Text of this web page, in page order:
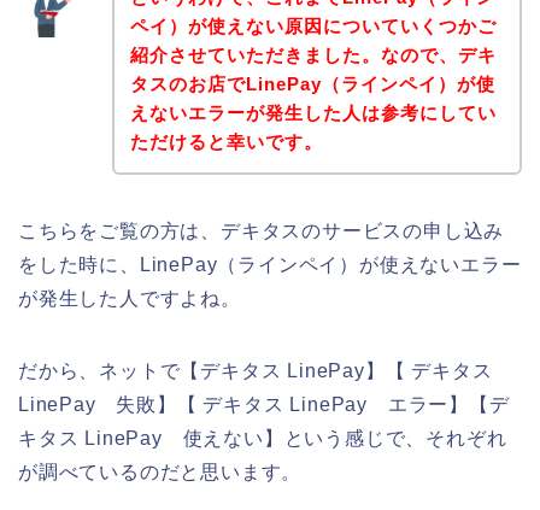
ペイ）が使えない原因についていくつかご
紹介させていただきました。なので、デキ
タスのお店でLinePay（ラインペイ）が使
えないエラーが発生した人は参考にしてい
ただけると幸いです。
こちらをご覧の方は、デキタスのサービスの申し込み
をした時に、LinePay（ラインペイ）が使えないエラー
が発生した人ですよね。
だから、ネットで【デキタス LinePay】【 デキタス
LinePay 失敗】【 デキタス LinePay エラー】【デ
キタス LinePay 使えない】という感じで、それぞれ
が調べているのだと思います。